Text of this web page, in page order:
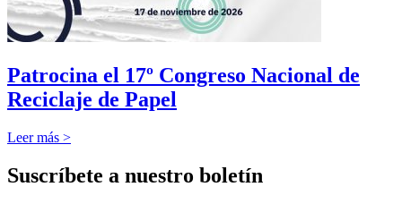
Patrocina el 17º Congreso Nacional de
Reciclaje de Papel
Leer más >
Suscríbete a nuestro boletín